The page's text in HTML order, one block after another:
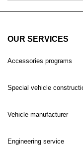
OUR SERVICES
Accessories programs
Special vehicle
Vehicle manufacturer
Engineering service